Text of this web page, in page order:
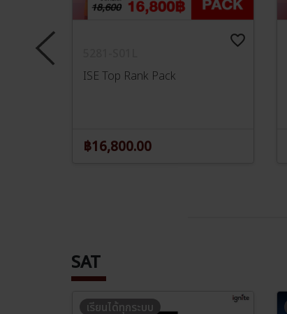
favorite_border favorite_border
ISE Top Rank Pack
฿16,800.00
SAT
เรียนได้ทุกระบบ